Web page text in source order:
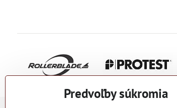
Predvoľby súkromia